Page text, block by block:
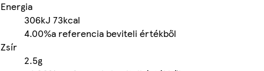
Energia
306kJ 73kcal
4.00%a referencia beviteli értékből
Zsír
2.5g